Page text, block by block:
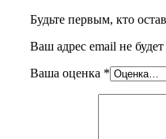
Будьте первым, кто
Ваш адрес email не
Ваша оценка *